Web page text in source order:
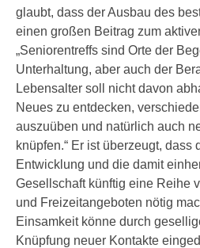
glaubt, dass der Ausbau des
einen großen Beitrag zum
„Seniorentreffs sind Orte der
Unterhaltung, aber auch der
Lebensalter soll nicht davon
Neues zu entdecken,
auszuüben und natürlich auch
knüpfen.“ Er ist überzeugt, dass
Entwicklung und die damit
Gesellschaft künftig eine Reihe
und Freizeitangeboten nötig
Einsamkeit könne durch
Knüpfung neuer Kontakte